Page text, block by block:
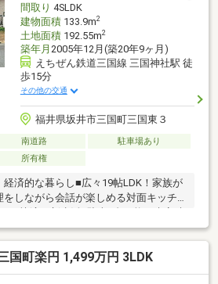
間取り 4SLDK
建物面積133.9m2
土地面積192.55m2
築年月 2005年12月(築20年9ヶ月)
えちぜん鉄道三国線 三国神社駅 徒
歩15分
その他の交通
福井県坂井市三国町三国東３
南道路
駐車場あり
所有権
済的な暮らし■広々19帖LDK！家族が
しながら会話が楽しめる対面キッチ
のゆとりある間取りでファミリーに
24時間換気システム採用■収納充実で
い■水回りがまとまった使いやすい家
！スーパー含め生活環境良好！■2005
国町楽円 1,499万円 3LDK